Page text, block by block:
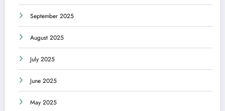
September 2025
August 2025
July 2025
June 2025
May 2025